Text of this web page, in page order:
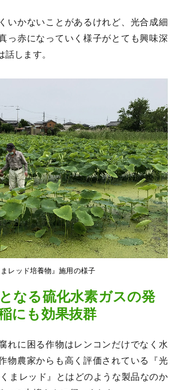
いかないことがあるけれど、光合成細
っ赤になっていく様子がとても興味深
します。
まレッド培養物』施用の様子
なる硫化水素ガスの発
にも効果抜群
れに困る作物はレンコンだけでなく水
物農家からも高く評価されている『光
まレッド』とはどのような製品なのか